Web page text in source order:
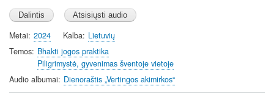
l
a
y
s
Metai 2024 Kalba Lietuvių
Temos Bhakti jogos praktika
Piligrimystė, gyvenimas šventoje vietoje
Audio albumai
Dienoraštis „Vertingos akimirkos“